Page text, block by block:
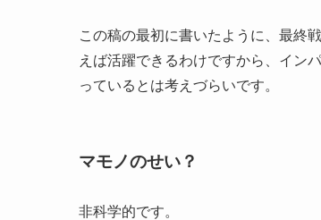
この稿の最初に書いたように、最終
えば活躍できるわけですから、イン
っているとは考えづらいです。
マモノのせい？
非科学的です。